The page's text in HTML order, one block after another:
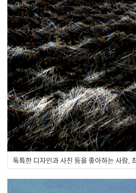
독특한 디자인과 사진 등을 좋아하는 사람,